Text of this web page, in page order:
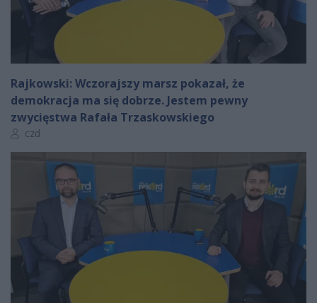
Rajkowski: Wczorajszy marsz pokazał, że
demokracja ma się dobrze. Jestem pewny
zwycięstwa Rafała Trzaskowskiego
Autor artykułu:
czd